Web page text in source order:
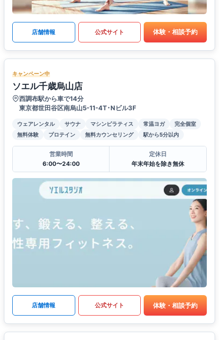
店舗情報 公式サイト 体験・相談予約
キャンペーン中
ソエル千歳烏山店
西調布駅から車で14分
東京都世田谷区南烏山5-11-4T･Nビル3F
ウェアレンタル サウナ マシンピラティス 常温ヨガ
完全個室
無料体験
プロテイン 無料カウンセリング 駅から5分以内
営業時間
6:00〜24:00
定休日
年末年始を除き無休
店舗情報 公式サイト 体験・相談予約